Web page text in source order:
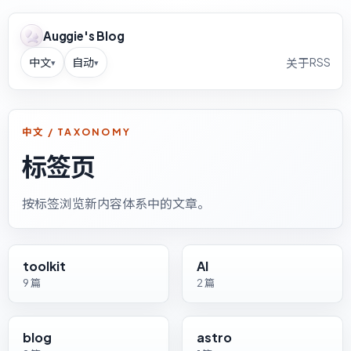
Auggie's Blog
中文▾ 自动▾ 关于RSS
中文 / TAXONOMY
标签页
按标签浏览新内容体系中的文章。
toolkit
9 篇
AI
2 篇
blog astro